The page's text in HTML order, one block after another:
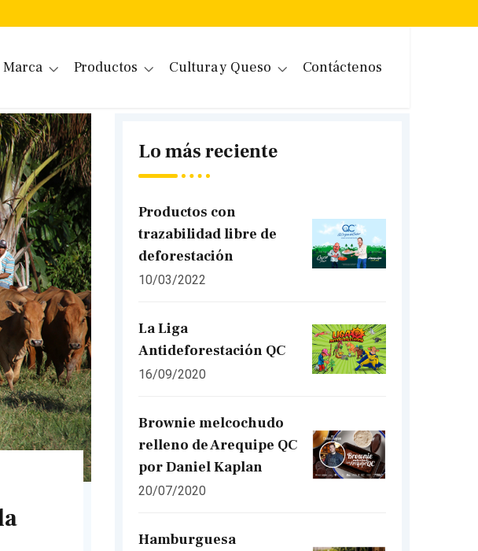
Marca Productos Cultura y Queso Contáctenos
Lo más reciente
Productos con
trazabilidad libre de
deforestación
10/03/2022
La Liga
Antideforestación QC
16/09/2020
Brownie melcochudo
relleno de Arequipe QC
por Daniel Kaplan
20/07/2020
Hamburguesa